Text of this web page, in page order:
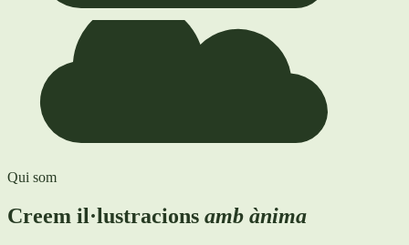
Qui som
Creem il·lustracions amb ànima